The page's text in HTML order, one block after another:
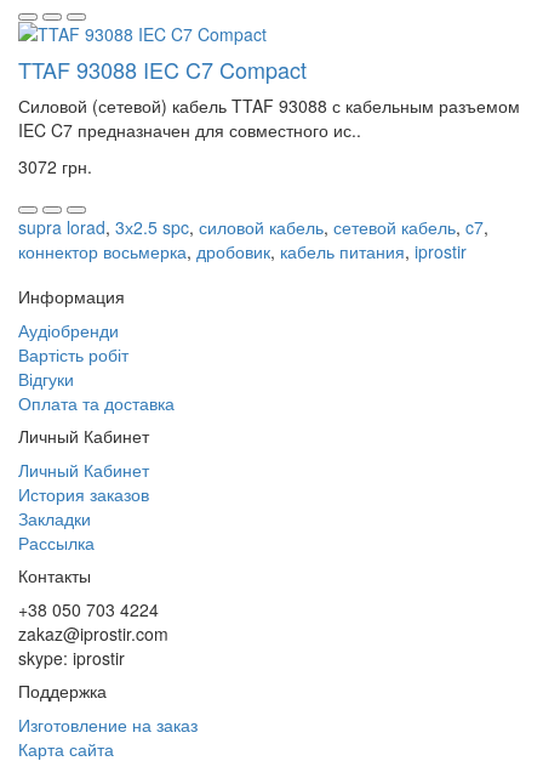
TTAF 93088 IEC C7 Compact
Силовой (сетевой) кабель TTAF 93088 с кабельным разъемом
IEC C7 предназначен для совместного ис..
3072 грн.
supra lorad, 3х2.5 spc, силовой кабель, сетевой кабель, c7,
коннектор восьмерка, дробовик, кабель питания, iprostir
Информация
Аудіобренди
Вартість робіт
Відгуки
Оплата та доставка
Личный Кабинет
Личный Кабинет
История заказов
Закладки
Рассылка
Контакты
+38 050 703 4224
zakaz@iprostir.com
skype: iprostir
Поддержка
Изготовление на заказ
Карта сайта